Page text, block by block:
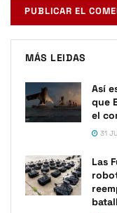
MÁS LEIDAS
Así
que
el
31
Las